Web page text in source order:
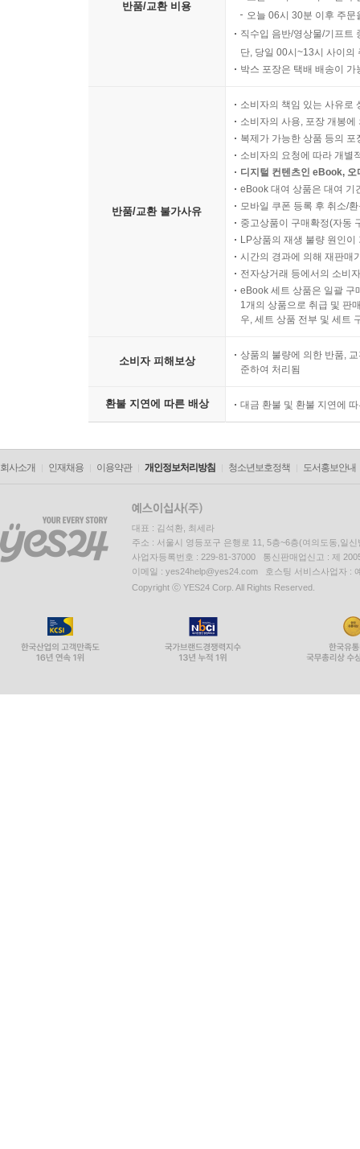
반품/교환 비용
오늘 06시 30분 이후 주
직수입 음반/영상물/기프트
단, 당일 00시~13시 사이의
박스 포장은 택배 배송이
반품/교환 불가사유
소비자의 책임 있는 사유로
소비자의 사용, 포장 개봉
복제가 가능한 상품 등의
소비자의 요청에 따라 개별
디지털 컨텐츠인 eBook,
eBook 대여 상품은 대여 기
모바일 쿠폰 등록 후 취소/
중고상품이 구매확정(자동
LP상품의 재생 불량 원인
시간의 경과에 의해 재판매
전자상거래 등에서의 소비
eBook 세트 상품은 일괄 구
1개의 상품으로 취급 및 판
우, 세트 상품 전부 및 세트
소비자 피해보상
상품의 불량에 의한 반품,
준하여 처리됨
환불 지연에 따른 배상 대금 환불 및 환불 지연에
회사소개 인재채용 이용약관 개인정보처리방침 청소년보호정책 도서홍보안내
대표 : 김석환, 최세라
주소 : 서울시 영등포구 은행로 11, 5층~6층(여의도동,일신
사업자등록번호 : 229-81-37000 통신판매업신고 : 제
이메일 : yes24help@yes24.com 호스팅 서비스사업자 :
Copyright ⓒ YES24 Corp. All Rights Reserved.